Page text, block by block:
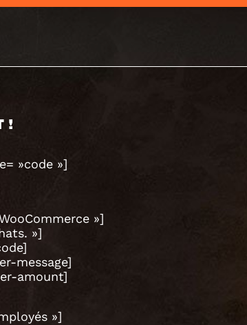
!
»code »]
»]
»]
message]
amount]
»]